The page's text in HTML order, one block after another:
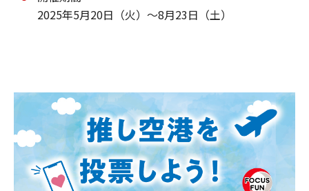
2025年5月20日（火）～8月23日（土）